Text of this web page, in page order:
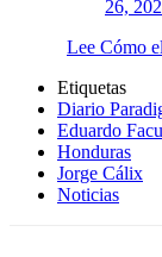
26,
Lee Cómo
Etiquetas
Diario
Eduardo
Honduras
Jorge Cálix
Noticias